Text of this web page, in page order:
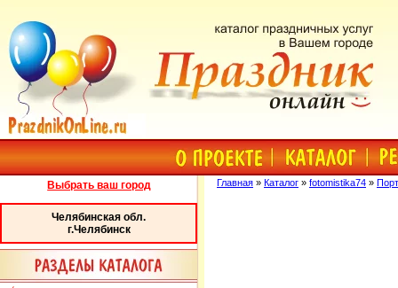
Выбрать ваш город
Челябинская обл.
г.Челябинск
Главная » Каталог » fotomistika74 »